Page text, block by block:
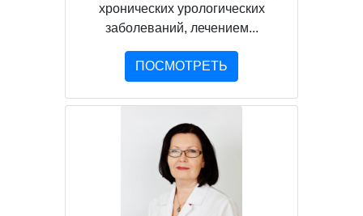
хронических урологических
заболеваний, лечением...
ПОСМОТРЕТЬ